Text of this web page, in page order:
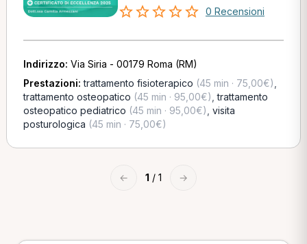
0 Recensioni
Indirizzo: Via Siria - 00179 Roma (RM)
Prestazioni:trattamento fisioterapico (45 min · 75,00€)
trattamento osteopatico (45 min · 95,00€) ,trattamento
osteopatico pediatrico (45 min · 95,00€) visita
posturologica (45 min · 75,00€)
← 1 / 1 →